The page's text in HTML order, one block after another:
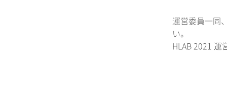
運営委員一同
い。
HLAB 2021 運